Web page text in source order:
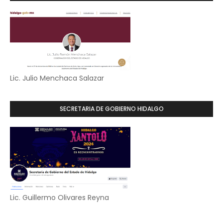
Lic. Julio Menchaca Salazar
SECRETARIA DE GOBIERNO HIDALGO
Lic. Guillermo Olivares Reyna